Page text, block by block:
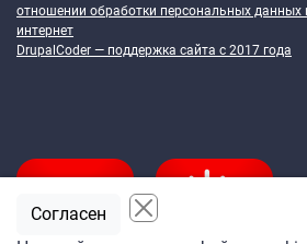
отношении обработки персональных данных
интернет
DrupalCoder — поддержка сайта c 2017 года
Согласен